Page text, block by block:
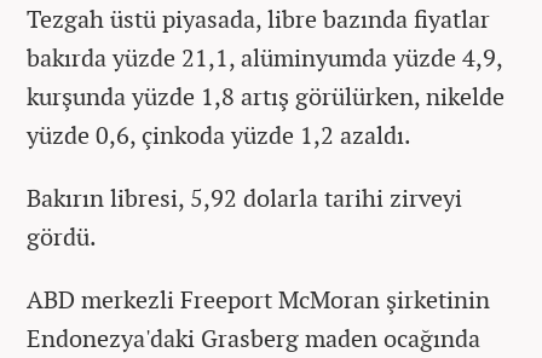
Tezgah üstü piyasada, libre bazında fiyatlar
bakırda yüzde 21,1, alüminyumda yüzde 4,9,
kurşunda yüzde 1,8 artış görülürken, nikelde
yüzde 0,6, çinkoda yüzde 1,2 azaldı.
Bakırın libresi, 5,92 dolarla tarihi zirveyi
gördü.
ABD merkezli Freeport McMoran şirketinin
Endonezya'daki Grasberg maden ocağında